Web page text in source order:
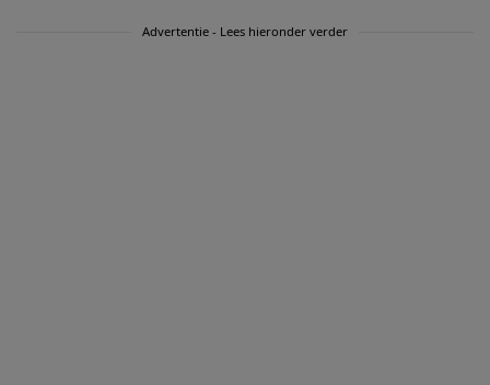
Advertentie - Lees hieronder verder